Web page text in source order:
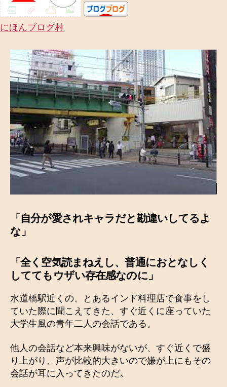
にほんブログ村
「自分が愛されキャラだと勘違いしてるよ
な」
「全く空気読まねえし、普通におとなしく
しててもウザい存在感なのに」
水道橋駅近くの、とあるインド料理店で食事をし
ていた際に聞こえてきた、すぐ近くに座っていた
大学生風の青年二人の会話である。
他人の会話など本来興味がないが、すぐ近くで盛
り上がり、声が比較的大きいので嫌が上にもその
会話が耳に入ってきたのだ。